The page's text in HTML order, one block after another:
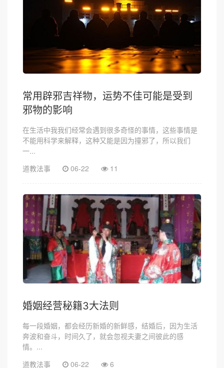
常用辟邪吉祥物，运势不佳可能是受到
邪物的影响
在生活中我我们经常会遇到很多奇怪的事情，这些事情是
不能用科学来解释，这种又能是因为撞邪了，所以我们
一...
道教法事
06-22 11
婚姻经营秘籍3大法则
每一段婚姻，都会经历新婚的新鲜感，结婚后，因为生活
奔波和奋斗，时间久了，就会忽视夫妻之间彼此的感
情。...
道教法事
06-22 6